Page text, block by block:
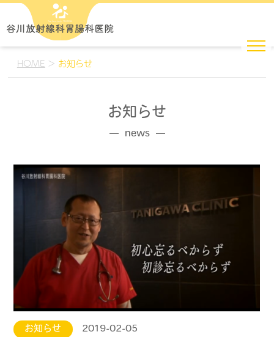
HOME > お知らせ
お知らせ
news
お知らせ 2019-02-05